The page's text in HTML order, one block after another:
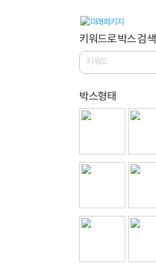
키워드로 박스 검색
박스형태